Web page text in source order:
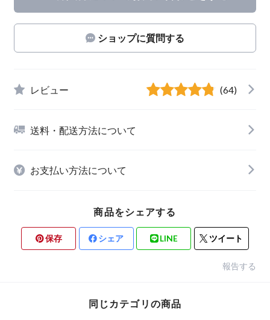
ショップに質問する
レビュー (64)
送料・配送方法について
お支払い方法について
商品をシェアする
保存 シェア LINE ツイート
報告する
同じカテゴリの商品